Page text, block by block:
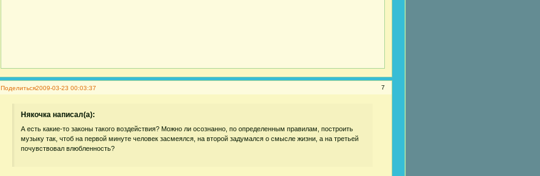
Поделиться 7
2009-03-23 00:03:37
Някочка написал(а):
А есть какие-то законы такого воздействия? Можно ли осознанно, по определенным правилам, построить
музыку так, чтоб на первой минуте человек засмеялся, на второй задумался о смысле жизни, а на третьей
почувствовал влюбленность?